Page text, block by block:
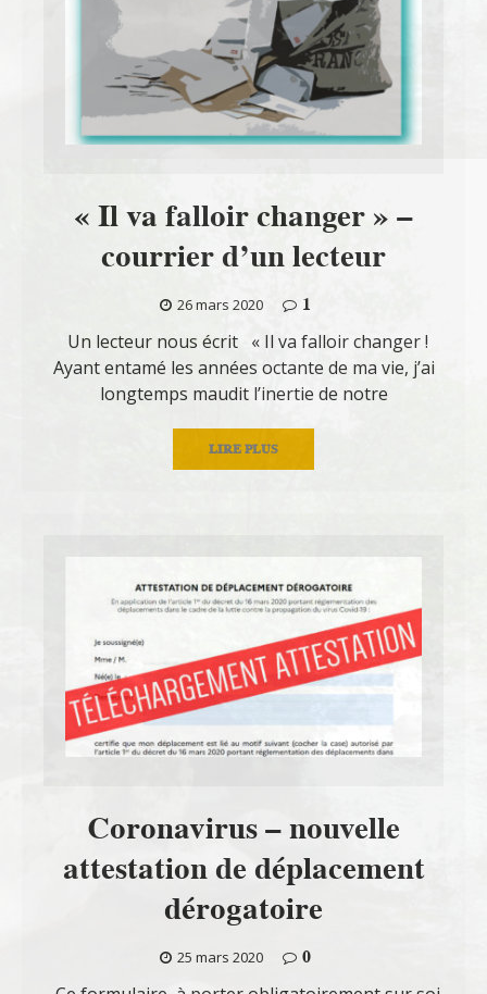
« Il va falloir changer » –
courrier d’un lecteur
26 mars 2020
1
Un lecteur nous écrit « Il va falloir changer !
Ayant entamé les années octante de ma vie, j’ai
longtemps maudit l’inertie de notre
LIRE PLUS
Coronavirus – nouvelle
attestation de déplacement
dérogatoire
25 mars 2020
0